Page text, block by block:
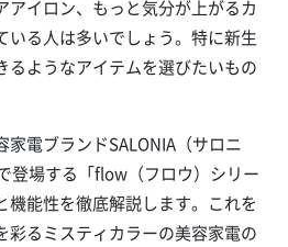
アイロン、もっと気分が上がるカ
いる人は多いでしょう。特に新生
るようなアイテムを選びたいもの
電ブランドSALONIA（サロニ
登場する「flow（フロウ）シリー
機能性を徹底解説します。これを
彩るミスティカラーの美容家電の